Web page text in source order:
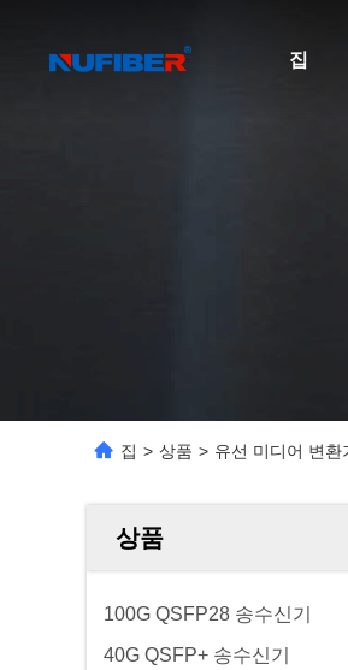
집
집 > 상품 > 유선 미디어 변
상품
100G QSFP28 송수신기
40G QSFP+ 송수신기